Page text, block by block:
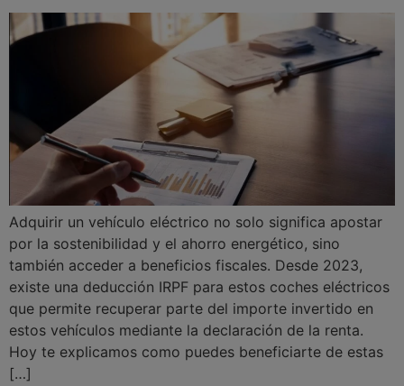
Adquirir un vehículo eléctrico no solo significa apostar
por la sostenibilidad y el ahorro energético, sino
también acceder a beneficios fiscales. Desde 2023,
existe una deducción IRPF para estos coches eléctricos
que permite recuperar parte del importe invertido en
estos vehículos mediante la declaración de la renta.
Hoy te explicamos como puedes beneficiarte de estas
[…]